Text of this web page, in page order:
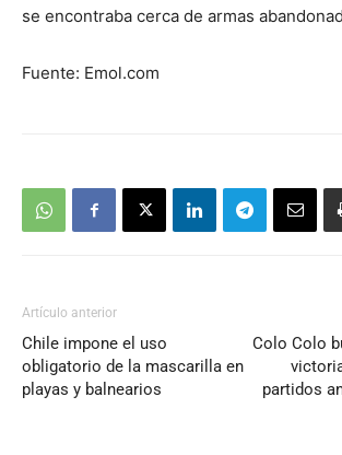
se encontraba cerca de armas
Fuente: Emol.com
Artículo anterior
Chile impone el uso
obligatorio de la mascarilla en
playas y balnearios
Colo Colo
partidos